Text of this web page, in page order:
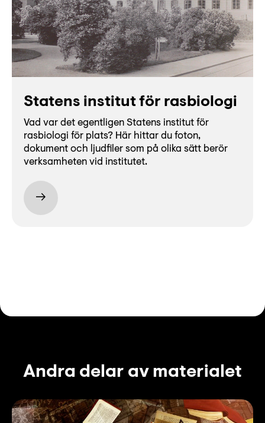
Statens institut för rasbiologi
Vad var det egentligen Statens institut för
rasbiologi för plats? Här hittar du foton,
dokument och ljudfiler som på olika sätt berör
verksamheten vid institutet.
Andra delar av materialet